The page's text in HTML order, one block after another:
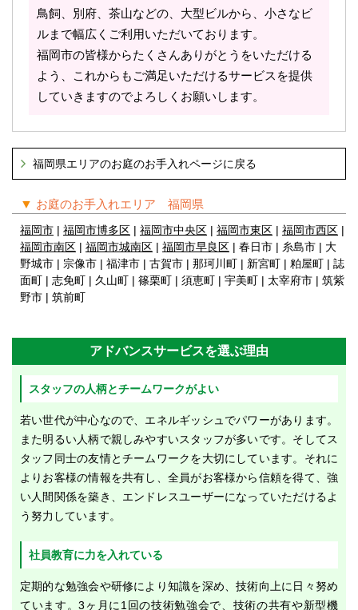
鳥飼、別府、茶山などの、大型ビルから、小さなビ
ルまで幅広くご利用いただいております。
福岡市の皆様からたくさんありがとうをいただける
よう、これからもご満足いただけるサービスを提供
していきますのでよろしくお願いします。
福岡県エリアのお庭のお手入れページに戻る
▼ お庭のお手入れエリア 福岡県
福岡市 | 福岡市博多区 | 福岡市中央区 | 福岡市東区 | 福岡市西区 |
福岡市南区 | 福岡市城南区 | 福岡市早良区 | 春日市 | 糸島市 | 大
野城市 | 宗像市 | 福津市 | 古賀市 | 那珂川町 | 新宮町 | 粕屋町 | 誌
面町 | 志免町 | 久山町 | 篠栗町 | 須恵町 | 宇美町 | 太宰府市 | 筑紫
野市 | 筑前町
アドバンスサービスを選ぶ理由
スタッフの人柄とチームワークがよい
若い世代が中心なので、エネルギッシュでパワーがあります。
また明るい人柄で親しみやすいスタッフが多いです。そしてス
タッフ同士の友情とチームワークを大切にしています。それに
よりお客様の情報を共有し、全員がお客様から信頼を得て、強
い人間関係を築き、エンドレスユーザーになっていただけるよ
う努力しています。
社員教育に力を入れている
定期的な勉強会や研修により知識を深め、技術向上に日々努め
ています。3ヶ月に1回の技術勉強会で、技術の共有や新型機